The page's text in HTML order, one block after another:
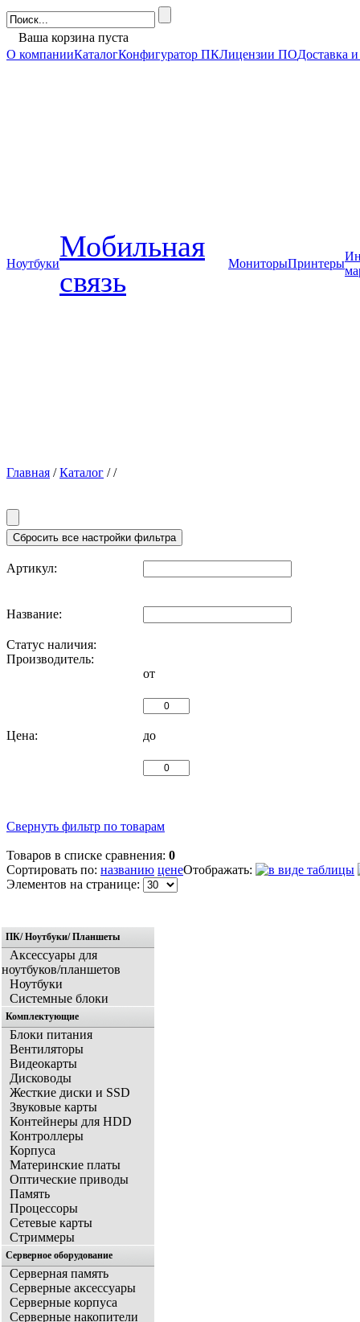
Ваша корзина пуста
О компанииКаталогКонфигуратор ПКЛицензии ПОДоставка
Ноутбуки
Мобильная
связь
МониторыПринтеры
Главная /Каталог //
Артикул:
Название:
Статус наличия:
Производитель:
Цена:
от
до
Свернуть фильтр по товарам
Товаров в списке сравнения: 0
Сортировать по: названию ценеОтображать:
Элементов на странице:
ПК/ Ноутбуки/ Планшеты
Аксессуары для
ноутбуков/планшетов
Ноутбуки
Системные блоки
Комплектующие
Блоки питания
Вентиляторы
Видеокарты
Дисководы
Жесткие диски и SSD
Звуковые карты
Контейнеры для HDD
Контроллеры
Корпуса
Материнские платы
Оптические приводы
Память
Процессоры
Сетевые карты
Стриммеры
Серверное оборудование
Серверная память
Серверные аксессуары
Серверные корпуса
Серверные накопители